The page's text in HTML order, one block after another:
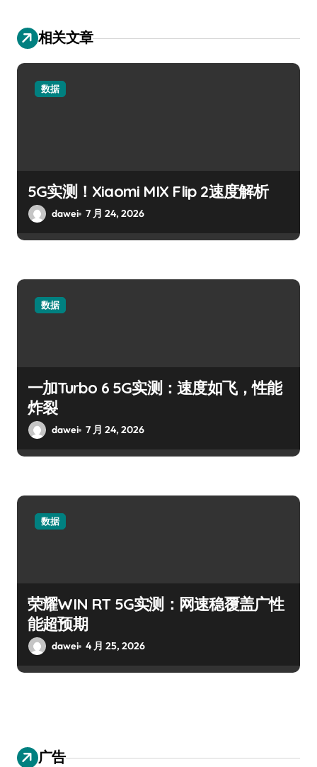
相关文章
数据
5G实测！Xiaomi MIX Flip 2速度解析
dawei 7 月 24, 2026
数据
一加Turbo 6 5G实测：速度如飞，性能
炸裂
dawei 7 月 24, 2026
数据
荣耀WIN RT 5G实测：网速稳覆盖广性
能超预期
dawei 4 月 25, 2026
广告